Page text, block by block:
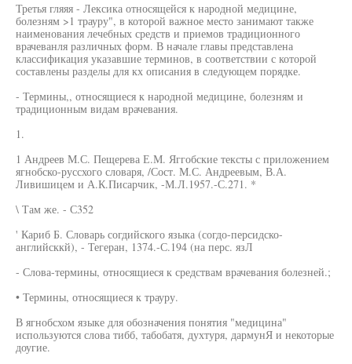
Третья гляяя - Лексика относящейся к народной медицине,
болезням >1 трауру", в которой важное место занимают также
наименования лечебных средств и приемов традиционного
врачеванля различных форм. В начале главы представлена
классификация указавшие терминов, в соответствии с которой
составлены разделы для кх описания в следующем порядке.
- Термины,, относящиеся к народной медицине, болезням и
традиционным видам врачевания.
1.
1 Андреев М.С. Пещерева Е.М. Яггобские тексты с приложением
ягнобско-руссхого словаря, /Сост. М.С. Андреевым, В.А.
Ливишицем и А.К.Писарчик, -М.Л.1957.-С.271. *
\ Там же. - С352
' Кариб Б. Словарь согдийского языка (согдо-персидско-
английсккй), - Тегеран, 1374.-С.194 (на перс. язЛ
- Слова-термины, относящиеся к средствам врачевания болезней.;
• Термины, относящиеся к трауру.
В ягнобсхом языке для обозначения понятия "медицина"
используются слова тибб, табобатя, духтуря, дармунЯ и некоторые
доугие.